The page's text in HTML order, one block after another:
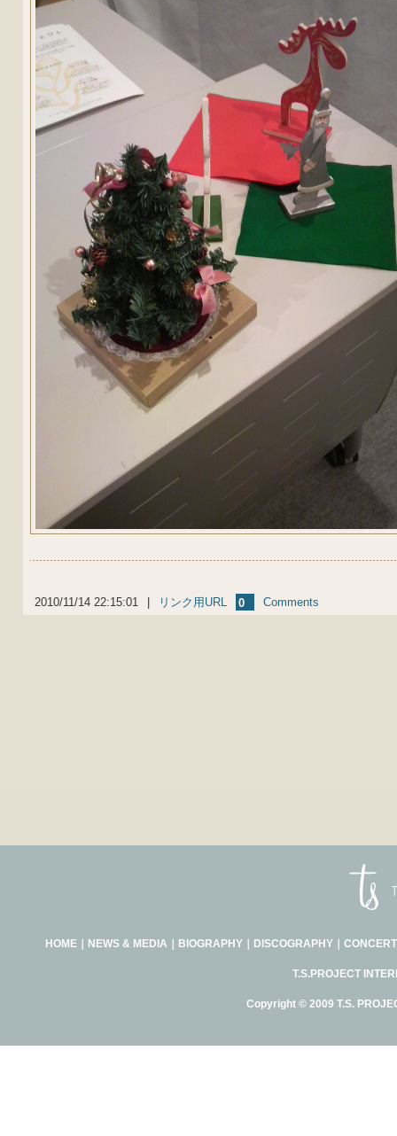
2010/11/14 22:15:01 リンク用URL 0 Comments
HOME｜ NEWS & MEDIA BIOGRAPHY｜ DISCOGRAPHY｜
T.S.PROJECT
Copyright © 2009 T.S.